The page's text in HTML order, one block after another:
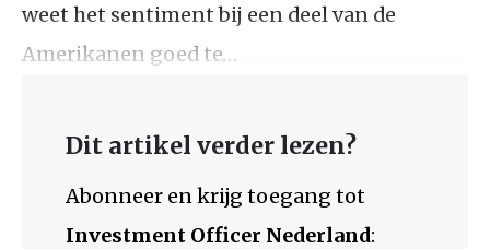
weet het sentiment bij een deel van de
Amerikanen goed te…
Dit artikel verder lezen?
Abonneer en krijg toegang tot
Investment Officer Nederland: